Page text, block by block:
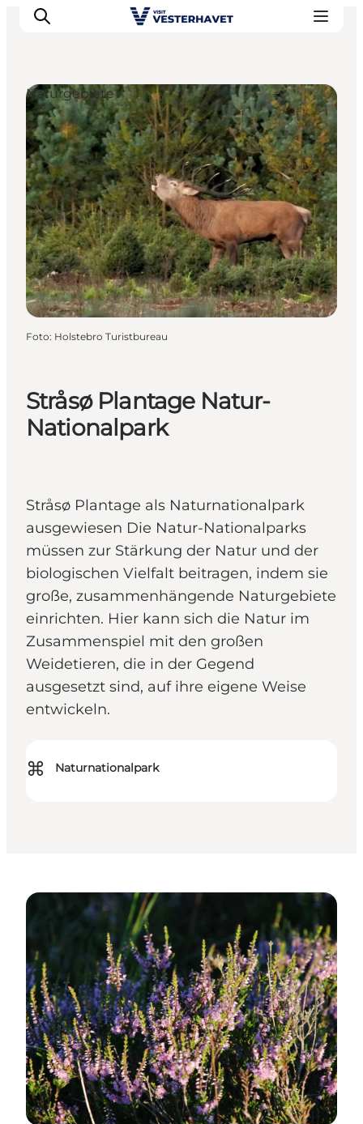
Events
Erlebnisse
Unsere Städte
Essen & Übernachtung
Tickets kaufen
Plane deine Reise
Stråsø Plantage Natur-
Nationalpark
Stråsø Plantage als Naturnationalpark
ausgewiesen Die Natur-Nationalparks
müssen zur Stärkung der Natur und der
biologischen Vielfalt beitragen, indem sie
große, zusammenhängende Naturgebiete
einrichten. Hier kann sich die Natur im
Zusammenspiel mit den großen
Weidetieren, die in der Gegend
ausgesetzt sind, auf ihre eigene Weise
entwickeln.
⌘ Naturnationalpark
Naturgebiete
Foto: Holstebro Turistbureau